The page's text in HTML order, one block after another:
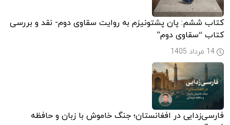
کتاب ششم: پان پشتونیزم به روایت سقاوی دوم- نقد و بررسی
کتاب “سقاوی دوم”
14 مرداد 1405
فارسی‌زدایی در افغانستان؛ جنگ خاموش با زبان و حافظه